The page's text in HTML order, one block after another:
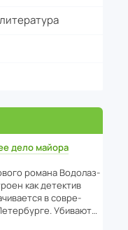
дело майора
романа Водо­ла­з­
как дете­ктив
в совре­
Убивают…